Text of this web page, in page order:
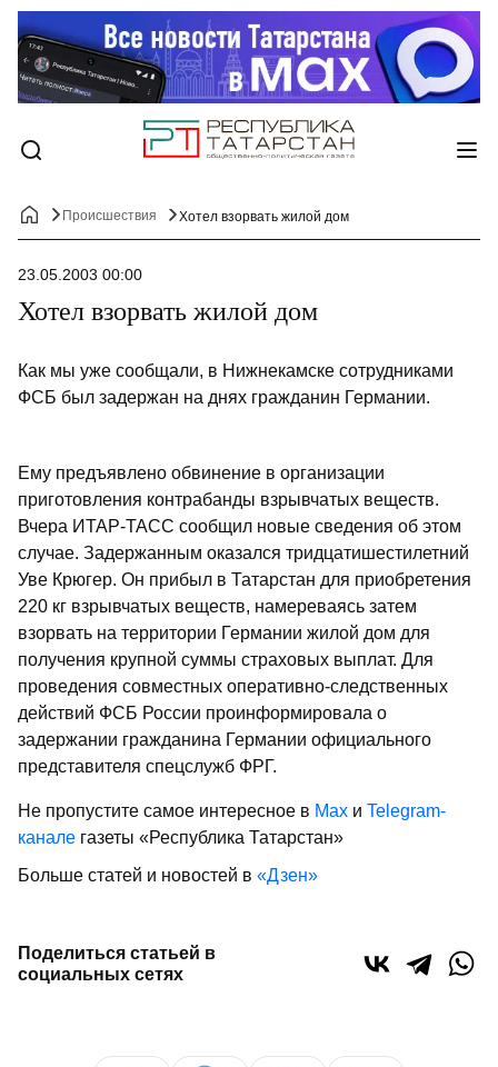
Происшествия Хотел взорвать жилой дом
23.05.2003 00:00
Хотел взорвать жилой дом
Как мы уже сообщали, в Нижнекамске сотрудниками
ФСБ был задержан на днях гражданин Германии.
Ему предъявлено обвинение в организации
приготовления контрабанды взрывчатых веществ.
Вчера ИТАР-ТАСС сообщил новые сведения об этом
случае. Задержанным оказался тридцатишестилетний
Уве Крюгер. Он прибыл в Татарстан для приобретения
220 кг взрывчатых веществ, намереваясь затем
взорвать на территории Германии жилой дом для
получения крупной суммы страховых выплат. Для
проведения совместных оперативно-следственных
действий ФСБ России проинформировала о
задержании гражданина Германии официального
представителя спецслужб ФРГ.
Не пропустите самое интересное в Max и Telegram-
канале газеты «Республика Татарстан»
Больше статей и новостей в «Дзен»
Поделиться статьей в
социальных сетях